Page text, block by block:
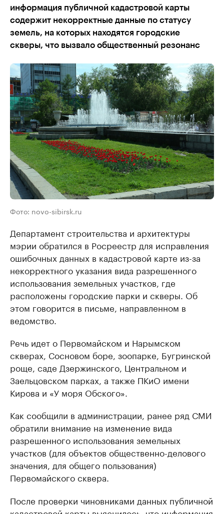
информация публичной кадастровой карты
содержит некорректные данные по статусу
земель, на которых находятся городские
скверы, что вызвало общественный резонанс
Фото: novo-sibirsk.ru
Департамент строительства и архитектуры
мэрии обратился в Росреестр для исправления
ошибочных данных в кадастровой карте из-за
некорректного указания вида разрешенного
использования земельных участков, где
расположены городские парки и скверы. Об
этом говорится в письме, направленном в
ведомство.
Речь идет о Первомайском и Нарымском
скверах, Сосновом боре, зоопарке, Бугринской
роще, саде Дзержинского, Центральном и
Заельцовском парках, а также ПКиО имени
Кирова и «У моря Обского».
Как сообщили в администрации, ранее ряд СМИ
обратили внимание на изменение вида
разрешенного использования земельных
участков (для объектов общественно-делового
значения, для общего пользования)
Первомайского сквера.
После проверки чиновниками данных публичной